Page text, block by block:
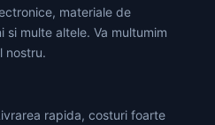
materiale de
multe altele. Va multumim
nostru.
rapida, costuri foarte